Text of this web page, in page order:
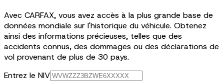
Avec CARFAX, vous avez accès à la plus grande base de
données mondiale sur l'historique du véhicule. Obtenez
ainsi des informations précieuses, telles que des
accidents connus, des dommages ou des déclarations de
vol provenant de plus de 30 pays.
Entrez le NIV